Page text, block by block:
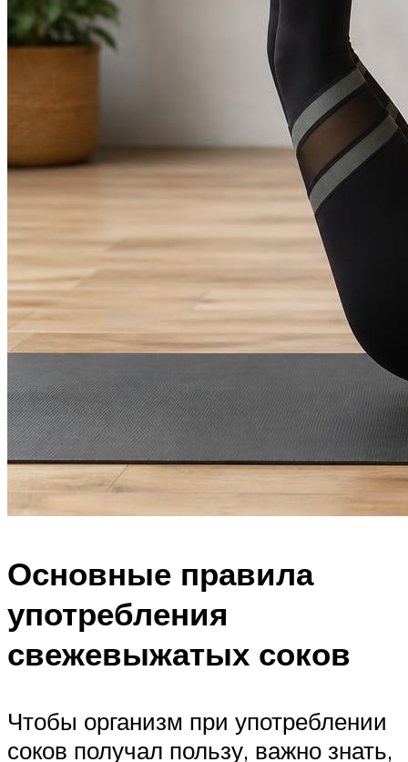
Основные правила
употребления
свежевыжатых соков
Чтобы организм при употреблении
соков получал пользу, важно знать,